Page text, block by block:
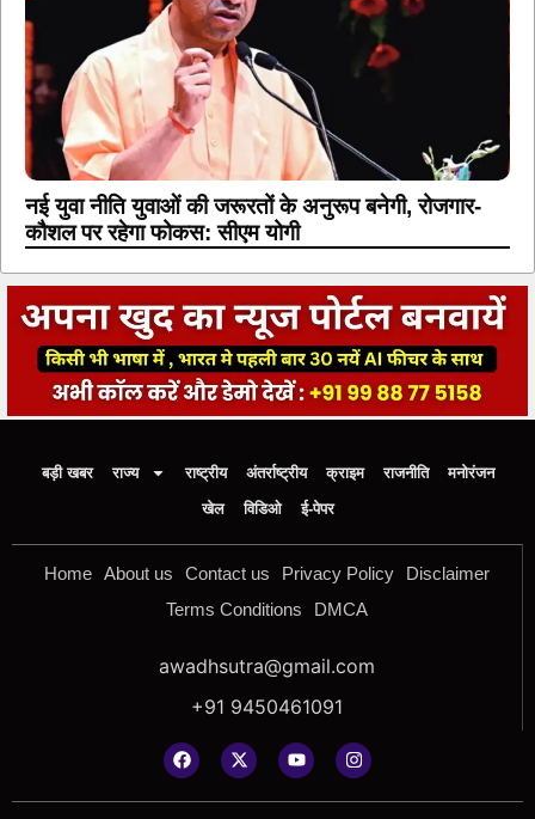
नई युवा नीति युवाओं की जरूरतों के अनुरूप बनेगी, रोजगार-
कौशल पर रहेगा फोकस: सीएम योगी
बड़ी खबर राज्य राष्ट्रीय अंतर्राष्ट्रीय क्राइम राजनीति
मनोरंजन
खेल
विडिओ ई-पेपर
Home About us Contact us Privacy Policy
Disclaimer
Terms Conditions
DMCA
awadhsutra@gmail.com
+91 9450461091